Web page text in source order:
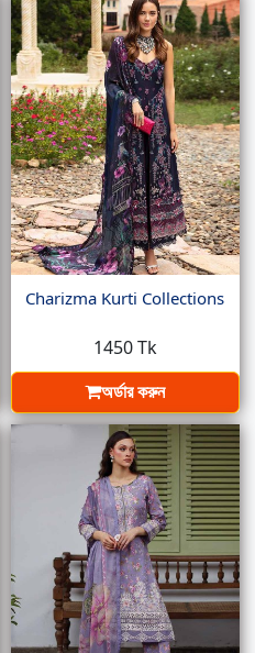
Charizma Kurti Collections
1450 Tk
অর্ডার করুন